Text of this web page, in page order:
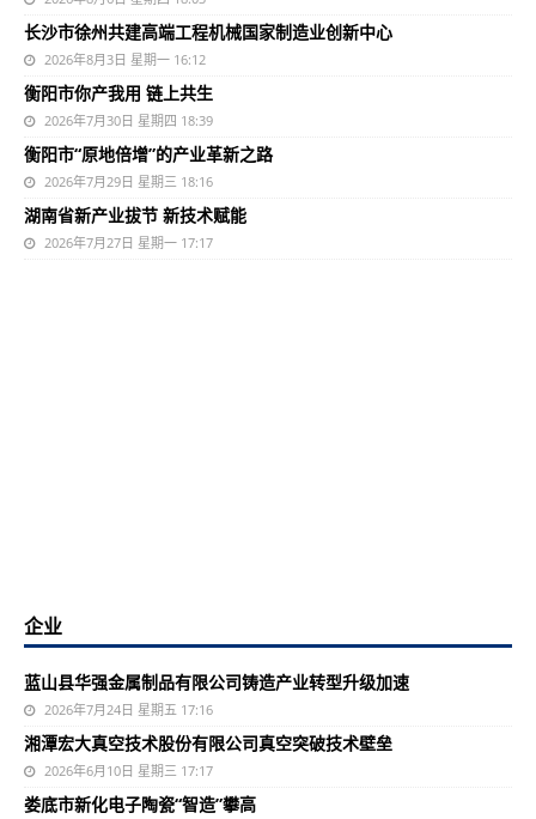
长沙市徐州共建高端工程机械国家制造业创新中心
2026年8月3日 星期一 16:12
衡阳市你产我用 链上共生
2026年7月30日 星期四 18:39
衡阳市“原地倍增”的产业革新之路
2026年7月29日 星期三 18:16
湖南省新产业拔节 新技术赋能
2026年7月27日 星期一 17:17
企业
蓝山县华强金属制品有限公司铸造产业转型升级加速
2026年7月24日 星期五 17:16
湘潭宏大真空技术股份有限公司真空突破技术壁垒
2026年6月10日 星期三 17:17
娄底市新化电子陶瓷“智造”攀高